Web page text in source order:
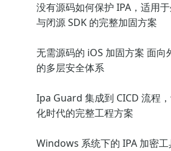
没有源码如何保护 IPA，适用
与闭源 SDK 的完整加固方案
无需源码的 iOS 加固方案 面向
的多层安全体系
Ipa Guard 集成到 CICD 流程
化时代的完整工程方案
Windows 系统下的 IPA 加密